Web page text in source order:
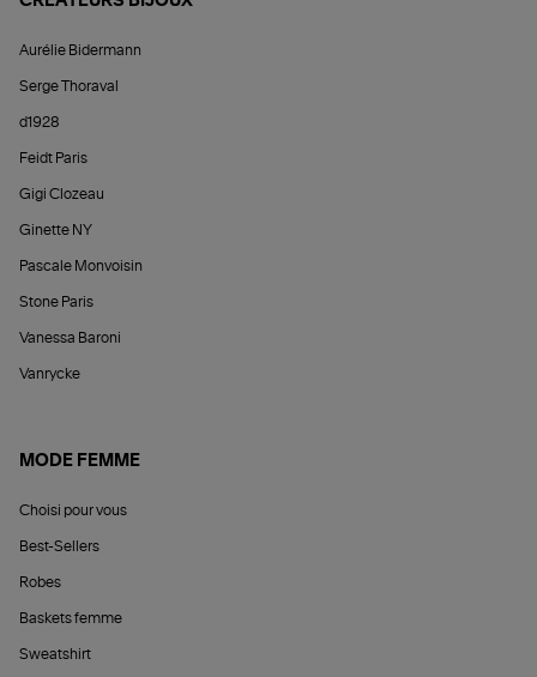
Aurélie Bidermann
Serge Thoraval
d1928
Feidt Paris
Gigi Clozeau
Ginette NY
Pascale Monvoisin
Stone Paris
Vanessa Baroni
Vanrycke
MODE FEMME
Choisi pour vous
Best-Sellers
Robes
Baskets femme
Sweatshirt